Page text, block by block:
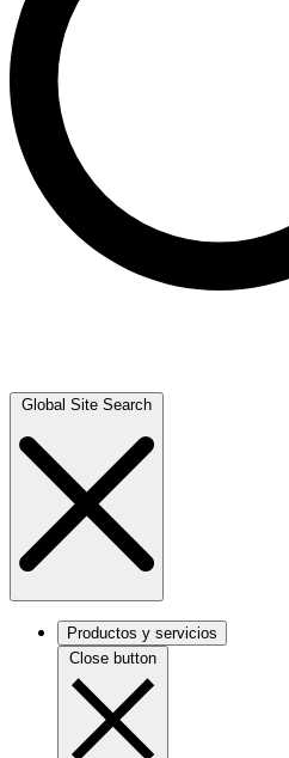
Global Site Search
Productos y servicios
Close button